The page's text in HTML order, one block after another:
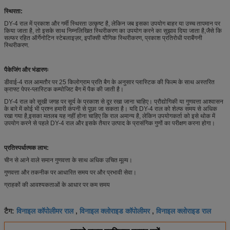
स्थिरता:
DY-4 राल में प्रकाश और गर्मी स्थिरता उत्कृष्ट है, लेकिन जब इसका उपयोग बाहर या उच्च तापमान पर
किया जाता है, तो इसके साथ निम्नलिखित स्थिरीकरण का उपयोग करने का सुझाव दिया जाता है,जैसे कि
सल्फर रहित ऑर्गेनोटिन स्टेबलाइज़र, इपॉक्सी यौगिक स्थिरीकरण, प्रकाश प्रतिरोधी पराबैंगनी
स्थिरीकरण.
पैकेजिंग और भंडारणः
डीवाई-4 राल आमतौर पर 25 किलोग्राम प्रति बैग के अनुसार प्लास्टिक की फिल्म के साथ अस्तरित
क्राफ्ट पेपर-प्लास्टिक कम्पोजिट बैग में पैक की जाती है।
DY-4 राल को सूखी जगह पर सूर्य के प्रकाश से दूर रखा जाना चाहिए। प्रौद्योगिकी या गुणवत्ता आश्वासन
के बारे में कोई भी प्रश्न हमारी कंपनी से पूछा जा सकता है। यदि DY-4 राल को शेल्फ समय से अधिक
रखा गया है,इसका मतलब यह नहीं होना चाहिए कि राल अमान्य है, लेकिन उपयोगकर्ता को इसे थोक में
उपयोग करने से पहले DY-4 राल और इसके तैयार उत्पाद के प्रासंगिक गुणों का परीक्षण करना होगा।
प्रतिस्पर्धात्मक लाभ:
चीन से आने वाले समान गुणवत्ता के साथ अधिक उचित मूल्य।
गुणवत्ता और तकनीक पर आधारित समय पर और प्रभावी सेवा।
ग्राहकों की आवश्यकताओं के आधार पर कम समय
टैग: विनाइल कॉपोलीमर राल, विनाइल क्लोराइड कॉपोलीमर, विनाइल क्लोराइड राल